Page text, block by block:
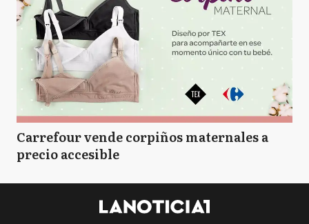
Carrefour vende corpiños maternales a
precio accesible